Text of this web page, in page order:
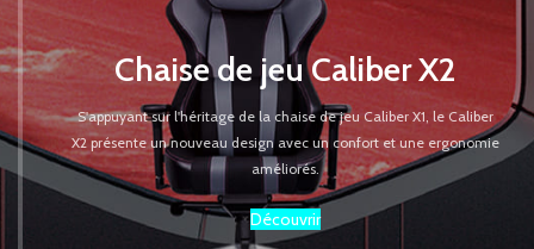
Chaise de jeu Caliber X2
S'appuyant sur l'héritage de la chaise de jeu Caliber X1, le Caliber
X2 présente un nouveau design avec un confort et une ergonomie
améliorés.
Découvrir